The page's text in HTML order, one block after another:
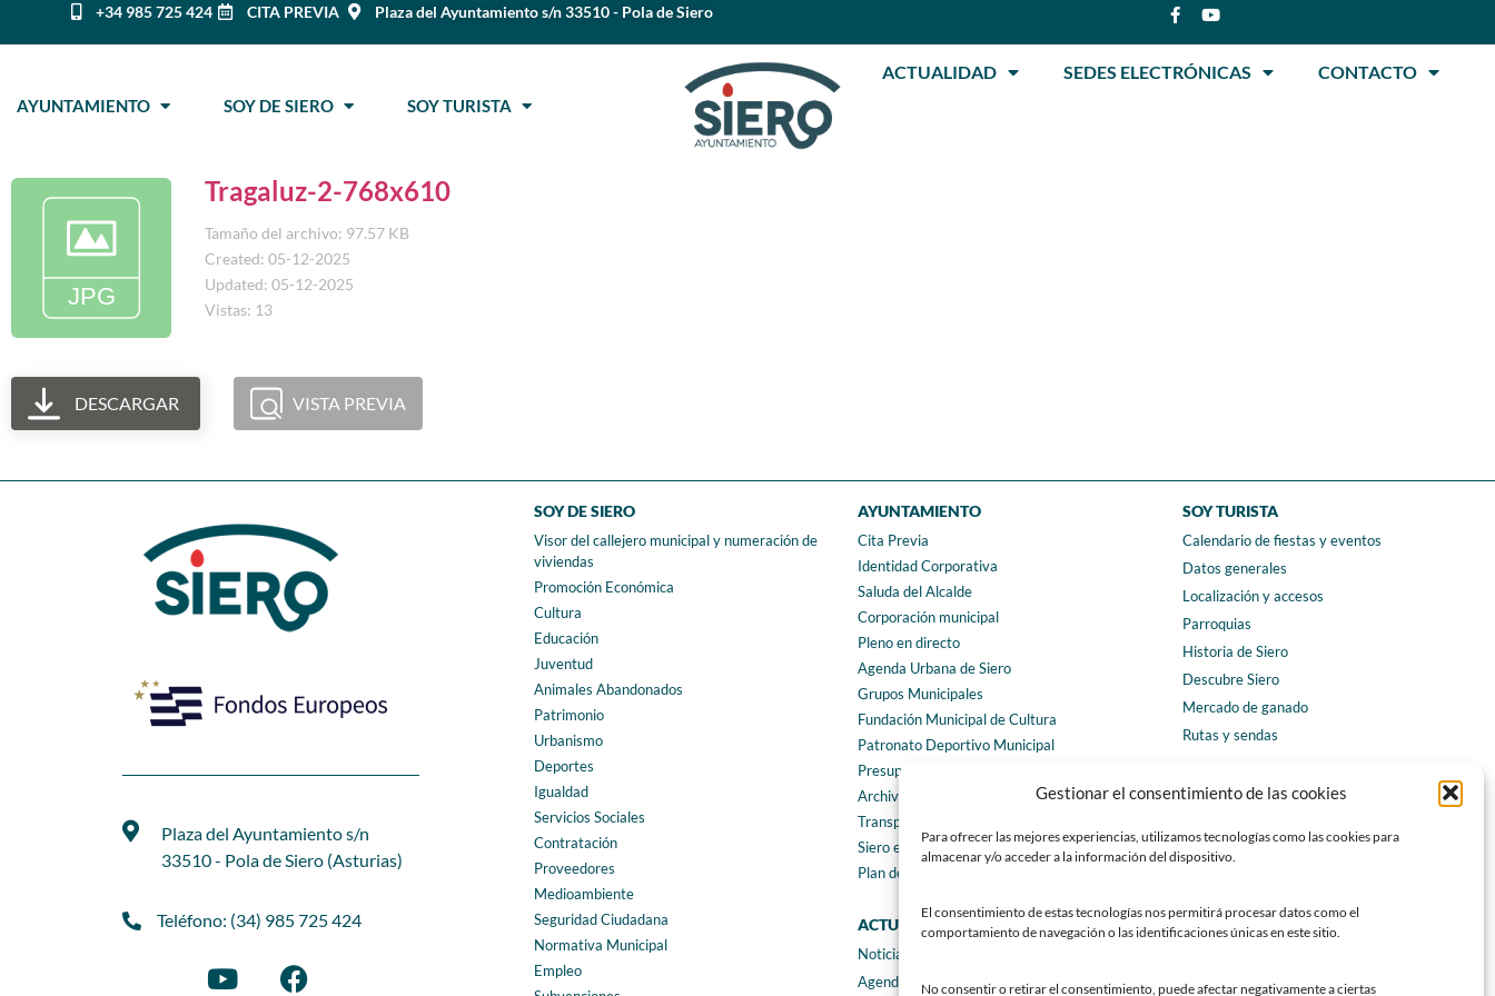
Gestionar el consentimiento de las cookies
Para ofrecer las mejores experiencias, utilizamos tecnologías como las cookies para
almacenar y/o acceder a la información del dispositivo.
El consentimiento de estas tecnologías nos permitirá procesar datos como el
comportamiento de navegación o las identificaciones únicas en este sitio.
No consentir o retirar el consentimiento, puede afectar negativamente a ciertas
+34 985 725 424 CITA PREVIA Plaza del Ayuntamiento s/n 33510 - Pola de Siero
AYUNTAMIENTO SOY DE SIERO SOY TURISTA
ACTUALIDAD SEDES ELECTRÓNICAS CONTACTO
Tragaluz-2-768x610
Tamaño del archivo: 97.57 KB
Created: 05-12-2025
Updated: 05-12-2025
Vistas: 13
DESCARGAR VISTA PREVIA
Plaza del Ayuntamiento s/n
33510 - Pola de Siero (Asturias)
Teléfono: (34) 985 725 424
SOY DE SIERO
Visor del callejero municipal y numeración de
viviendas
Promoción Económica
Cultura
Educación
Juventud
Animales Abandonados
Patrimonio
Urbanismo
Deportes
Igualdad
Servicios Sociales
Contratación
Proveedores
Medioambiente
Seguridad Ciudadana
Normativa Municipal
Empleo
AYUNTAMIENTO
Cita Previa
Identidad Corporativa
Saluda del Alcalde
Corporación municipal
Pleno en directo
Agenda Urbana de Siero
Grupos Municipales
Fundación Municipal de Cultura
Patronato Deportivo Municipal
Presupuestos municipales
Archivo municipal
Transparencia
Siero en Cifras
Plan de igualdad
ACTUALIDAD
Noticias
Agenda
SOY TURISTA
Calendario de fiestas y eventos
Datos generales
Localización y accesos
Parroquias
Historia de Siero
Descubre Siero
Mercado de ganado
Rutas y sendas
CONTACTO
Teléfonos de interés
Formulario de contacto